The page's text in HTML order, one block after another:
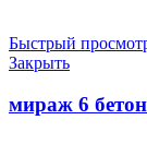
Быстрый
Закрыть
мираж 6